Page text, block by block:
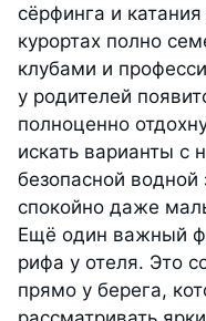
сёрфинга и
курортах полно
клубами и
у родителей
полноценно
искать варианты с
безопасной водной
спокойно даже
Ещё один важный
рифа у отеля. Это
прямо у берега,